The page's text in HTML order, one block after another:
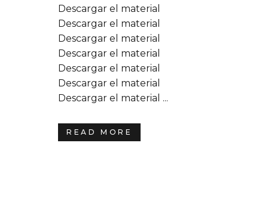
Descargar el material
Descargar el material
Descargar el material
Descargar el material
Descargar el material
Descargar el material
Descargar el material ...
READ MORE